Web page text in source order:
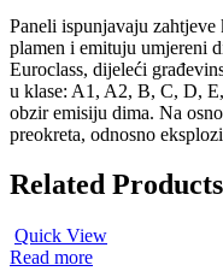
Paneli ispunjavaju zahtjeve
plamen i emituju umjereni
Euroclass, dijeleći
u klase: A1, A2, B, C, D,
obzir emisiju dima. Na
preokreta, odnosno
Related Products
Quick View
Read more